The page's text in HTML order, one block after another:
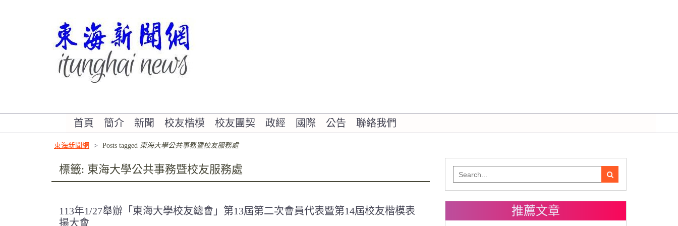
首頁 簡介 新聞 校友楷模 校友團契 政經 國際 公告 聯絡我們
東海新聞網 > Posts tagged 東海大學公共事務暨校友服務處
標籤: 東海大學公共事務暨校友服務處
113年1/27舉辦「東海大學校友總會」第13屆第二次會員代表暨第14屆校友楷模表
揚大會
Search
推薦文章